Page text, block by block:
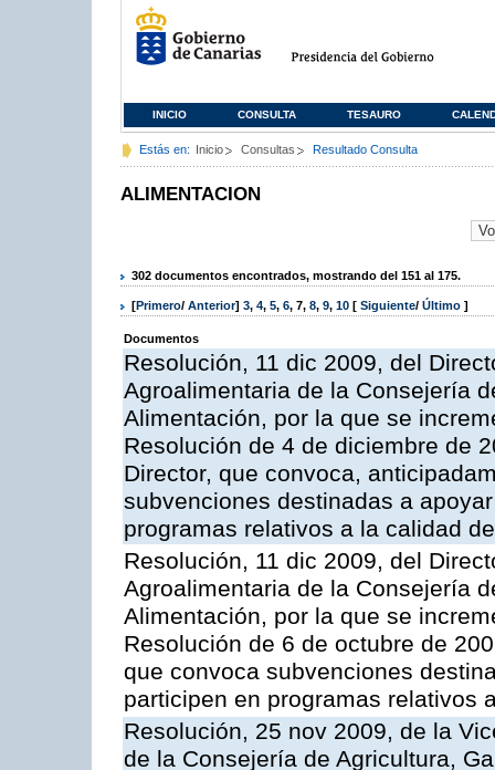
INICIO CONSULTA TESAURO
Estás en: Inicio Consultas Resultado Consulta
ALIMENTACION
302 documentos encontrados, mostrando del 151 al 175.
[Primero/ Anterior] 3, 4, 5, 6, 7, 8, 9, 10 [ Siguiente/ Último ]
Documentos
Resolución, 11 dic 2009, del
Agroalimentaria de la Consejería
Alimentación, por la que se
Resolución de 4 de diciembre de
Director, que convoca,
subvenciones destinadas a
programas relativos a la calidad
Resolución, 11 dic 2009, del
Agroalimentaria de la Consejería
Alimentación, por la que se
Resolución de 6 de octubre de
que convoca subvenciones
participen en programas relativos
Resolución, 25 nov 2009, de la
de la Consejería de Agricultura,